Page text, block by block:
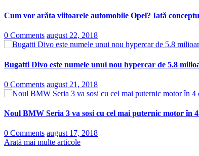
Cum vor arăta viitoarele automobile Opel? Iată
0 Comments august 22, 2018
Bugatti Divo este numele unui nou hypercar de 5.8
0 Comments august 21, 2018
Noul BMW Seria 3 va sosi cu cel mai puternic motor în
0 Comments august 17, 2018
Arată mai multe articole